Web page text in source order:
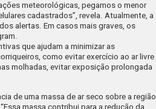
meteorológicas, pegamos o menor
cadastrados”, revela. Atualmente, a
alertas. Em casos mais graves, os
que ajudam a minimizar as
como evitar exercício ao ar livre
molhadas, evitar exposição prolongada
de uma massa de ar seco sobre a região
massa contribui para a redução da